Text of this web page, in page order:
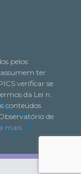
pelos
ter
verificar se
da Lei n.
conteúdos
de
mais